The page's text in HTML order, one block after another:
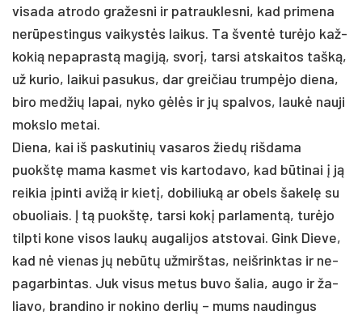
vi­sa­da at­ro­do gra­žes­ni ir pa­trauk­les­ni, kad pri­me­na
nerū­pes­tin­gus vai­kystės lai­kus. Ta šventė turė­jo kaž­
ko­kią ne­pap­rastą ma­giją, svorį, tar­si at­skai­tos tašką,
už ku­rio, lai­kui pa­su­kus, dar grei­čiau trumpė­jo die­na,
bi­ro med­žių la­pai, ny­ko gėlės ir jų spal­vos, laukė nau­ji
moks­lo me­tai.
Die­na, kai iš pa­sku­ti­nių va­sa­ros žiedų riš­da­ma
puokštę ma­ma kas­met vis kar­to­da­vo, kad būti­nai į ją
rei­kia įpin­ti avižą ir kietį, do­bi­liuką ar obels ša­kelę su
obuo­liais. Į tą puokštę, tar­si kokį par­la­mentą, turė­jo
tilp­ti ko­ne vi­sos laukų au­ga­li­jos at­sto­vai. Gink Die­ve,
kad nė vie­nas jų ne­būtų už­mirš­tas, neiš­rink­tas ir ne­
pa­gar­bin­tas. Juk vi­sus me­tus bu­vo ša­lia, au­go ir ža­
lia­vo, bran­di­no ir no­ki­no der­lių – mums nau­din­gus